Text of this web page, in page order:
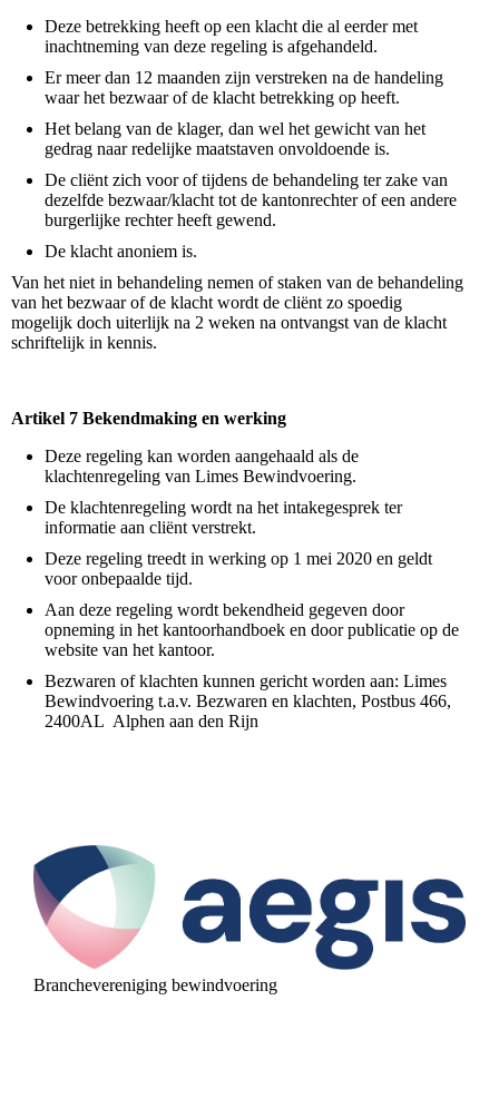
Deze betrekking heeft op een klacht die al eerder met
inachtneming van deze regeling is afgehandeld.
Er meer dan 12 maanden zijn verstreken na de handeling
waar het bezwaar of de klacht betrekking op heeft.
Het belang van de klager, dan wel het gewicht van het
gedrag naar redelijke maatstaven onvoldoende is.
De cliënt zich voor of tijdens de behandeling ter zake van
dezelfde bezwaar/klacht tot de kantonrechter of een andere
burgerlijke rechter heeft gewend.
De klacht anoniem is.
Van het niet in behandeling nemen of staken van de behandeling
van het bezwaar of de klacht wordt de cliënt zo spoedig
mogelijk doch uiterlijk na 2 weken na ontvangst van de klacht
schriftelijk in kennis.
Artikel 7 Bekendmaking en werking
Deze regeling kan worden aangehaald als de
klachtenregeling van Limes Bewindvoering.
De klachtenregeling wordt na het intakegesprek ter
informatie aan cliënt verstrekt.
Deze regeling treedt in werking op 1 mei 2020 en geldt
voor onbepaalde tijd.
Aan deze regeling wordt bekendheid gegeven door
opneming in het kantoorhandboek en door publicatie op de
website van het kantoor.
Bezwaren of klachten kunnen gericht worden aan: Limes
Bewindvoering t.a.v. Bezwaren en klachten, Postbus 466,
2400AL Alphen aan den Rijn
Branchevereniging bewindvoering